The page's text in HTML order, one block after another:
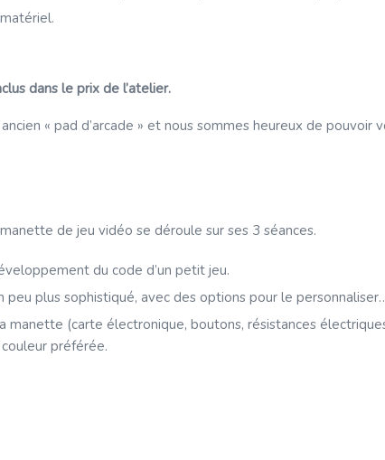
dans le prix de l’atelier.
« pad d’arcade » et nous sommes heureux de
de jeu vidéo se déroule sur ses 3 séances.
du code d’un petit jeu.
peu plus sophistiqué, avec des options pour le
manette (carte électronique, boutons, résistances
préférée.